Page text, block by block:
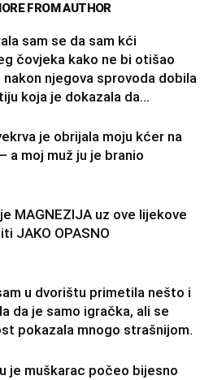
FROM AUTHOR
sam se da sam kći
čovjeka kako ne bi otišao
nakon njegova sprovoda dobila
koja je dokazala da...
je obrijala moju kćer na
a moj muž ju je branio
MAGNEZIJA uz ove lijekove
JAKO OPASNO
u dvorištu primetila nešto i
da je samo igračka, ali se
pokazala mnogo strašnijom.
je muškarac počeo bijesno